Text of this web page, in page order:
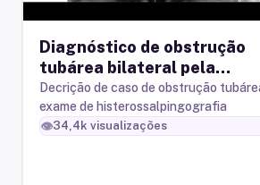
Diagnóstico de obstrução
tubárea bilateral pela
histerossalpingografia
Decrição de caso de obstrução
exame de histerossalpingografia
👁️34,4k visualizações